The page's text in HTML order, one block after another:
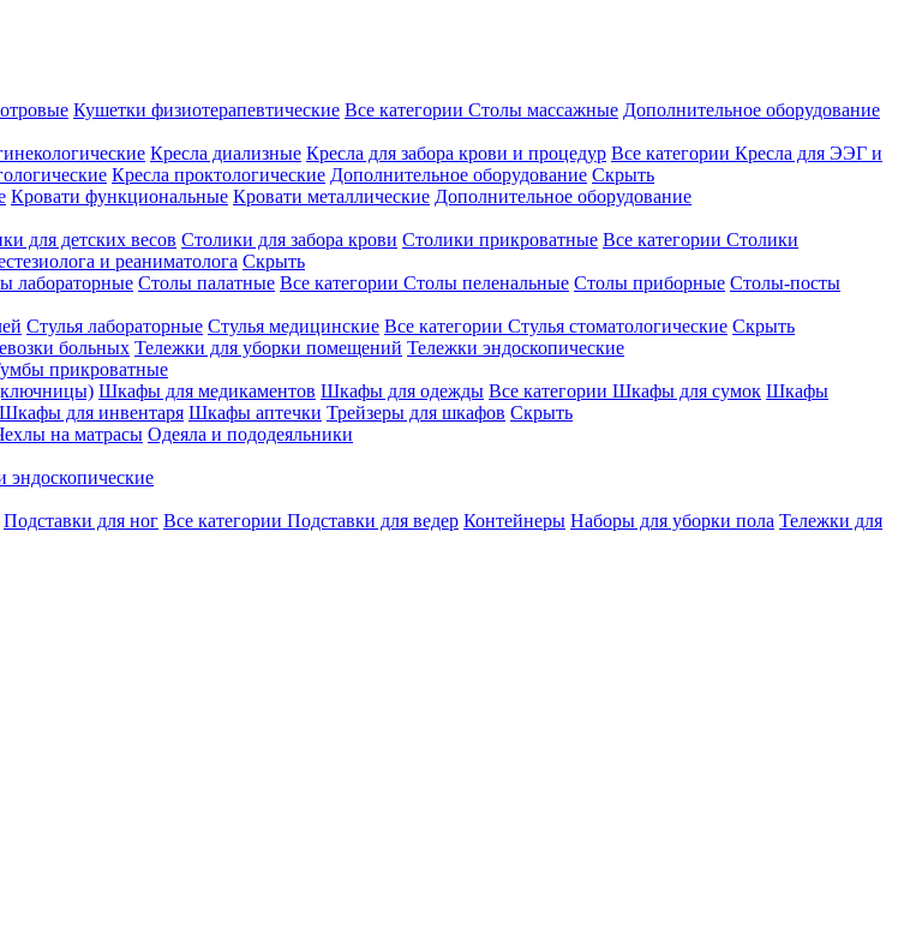
Кушетки физиотерапевтические Все категории Столы массажные Дополнительное оборудование
Кресла диализные Кресла для забора крови и процедур Все категории Кресла для ЭЭГ и
Кресла проктологические Дополнительное оборудование Скрыть
Кровати функциональные Кровати металлические Дополнительное оборудование
для детских весов Столики для забора крови Столики прикроватные Все категории Столики
и реаниматолога Скрыть
лабораторные Столы палатные Все категории Столы пеленальные Столы приборные Столы-посты
Стулья лабораторные Стулья медицинские Все категории Стулья стоматологические Скрыть
больных Тележки для уборки помещений Тележки эндоскопические
прикроватные
Шкафы для медикаментов Шкафы для одежды Все категории Шкафы для сумок Шкафы
Шкафы для инвентаря Шкафы аптечки Трейзеры для шкафов Скрыть
на матрасы Одеяла и пододеяльники
эндоскопические
Подставки для ног Все категории Подставки для ведер Контейнеры Наборы для уборки пола Тележки для